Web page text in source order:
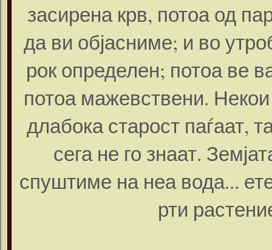
засирена крв, потоа од
да ви објасниме; и во
рок определен; потоа ве
потоа мажевствени.
длабока старост паѓаат,
сега не го знаат.
спуштиме на неа вода...
рти